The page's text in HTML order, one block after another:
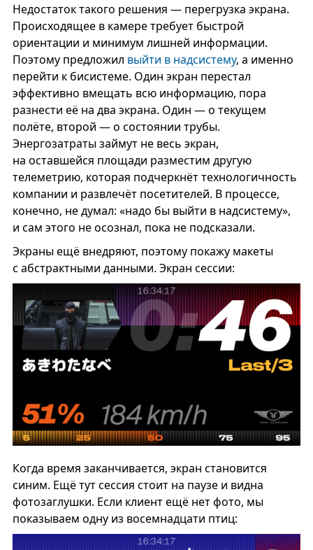
Недостаток такого решения — перегрузка экрана.
Происходящее в камере требует быстрой
ориентации и минимум лишней информации.
Поэтому предложил выйти в надсистему, а именно
перейти к бисистеме. Один экран перестал
эффективно вмещать всю информацию, пора
разнести её на два экрана. Один — о текущем
полёте, второй — о состоянии трубы.
Энергозатраты займут не весь экран,
на оставшейся площади разместим другую
телеметрию, которая подчеркнёт технологичность
компании и развлечёт посетителей. В процессе,
конечно, не думал: «надо бы выйти в надсистему»,
и сам этого не осознал, пока не подсказали.
Экраны ещё внедряют, поэтому покажу макеты
с абстрактными данными. Экран сессии:
Когда время заканчивается, экран становится
синим. Ещё тут сессия стоит на паузе и видна
фотозаглушки. Если клиент ещё нет фото, мы
показываем одну из восемнадцати птиц: